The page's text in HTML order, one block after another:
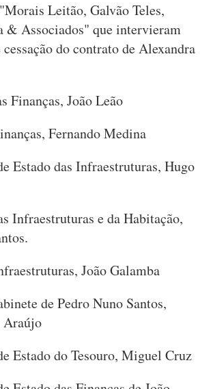
Leitão, Galvão Teles,
& Associados" que intervieram
do contrato de Alexandra
Finanças, João Leão
Fernando Medina
Estado das Infraestruturas, Hugo
Infraestruturas e da Habitação,
João Galamba
de Pedro Nuno Santos,
Estado do Tesouro, Miguel Cruz